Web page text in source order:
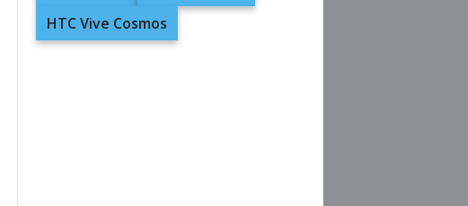
HTC Vive Cosmos